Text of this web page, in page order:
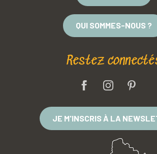
QUI SOMMES-NOUS ?
Restez
JE M'INSCRIS À LA